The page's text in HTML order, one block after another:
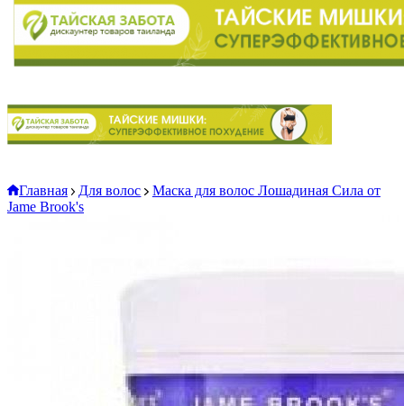
Главная Для волос
Маска для волос Лошадиная Сила от
Jame Brook's